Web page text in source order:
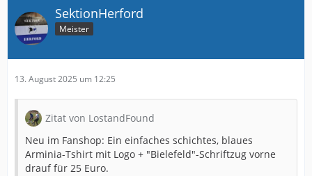
SektionHerford
Meister
13. August 2025 um 12:25
Zitat von LostandFound
Neu im Fanshop: Ein einfaches schichtes, blaues
Arminia-Tshirt mit Logo + "Bielefeld"-Schriftzug vorne
drauf für 25 Euro.